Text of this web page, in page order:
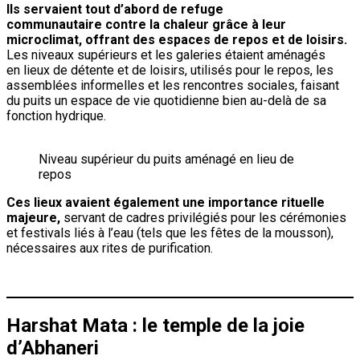
Ils servaient tout d’abord de refuge
communautaire contre la chaleur grâce à leur
microclimat, offrant des espaces de repos et de loisirs.
Les niveaux supérieurs et les galeries étaient aménagés
en lieux de détente et de loisirs, utilisés pour le repos, les
assemblées informelles et les rencontres sociales, faisant
du puits un espace de vie quotidienne bien au-delà de sa
fonction hydrique.
Niveau supérieur du puits aménagé en lieu de
repos
Ces lieux avaient également une importance rituelle
majeure, servant de cadres privilégiés pour les cérémonies
et festivals liés à l’eau (tels que les fêtes de la mousson),
nécessaires aux rites de purification.
Harshat Mata : le temple de la joie
d’Abhaneri